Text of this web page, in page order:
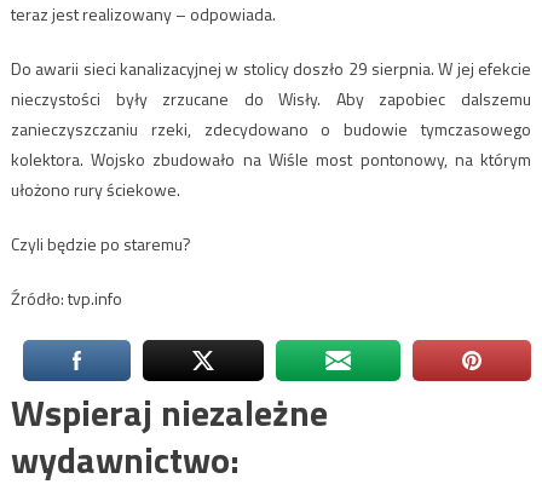
teraz jest realizowany – odpowiada.
Do awarii sieci kanalizacyjnej w stolicy doszło 29 sierpnia. W jej efekcie
nieczystości były zrzucane do Wisły. Aby zapobiec dalszemu
zanieczyszczaniu rzeki, zdecydowano o budowie tymczasowego
kolektora. Wojsko zbudowało na Wiśle most pontonowy, na którym
ułożono rury ściekowe.
Czyli będzie po staremu?
Źródło: tvp.info
Wspieraj niezależne
wydawnictwo: